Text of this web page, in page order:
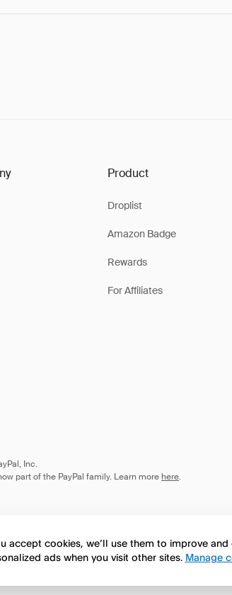
Product
Droplist
Amazon Badge
Rewards
For Affiliates
Inc.
part of the PayPal family. Learn more here.
accept cookies, we’ll use them to improve
ads when you visit other sites. Manage